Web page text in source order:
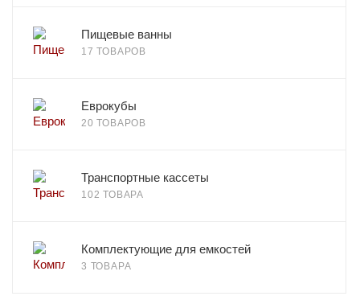
Пищевые ванны
17 ТОВАРОВ
Еврокубы
20 ТОВАРОВ
Транспортные кассеты
102 ТОВАРА
Комплектующие для емкостей
3 ТОВАРА